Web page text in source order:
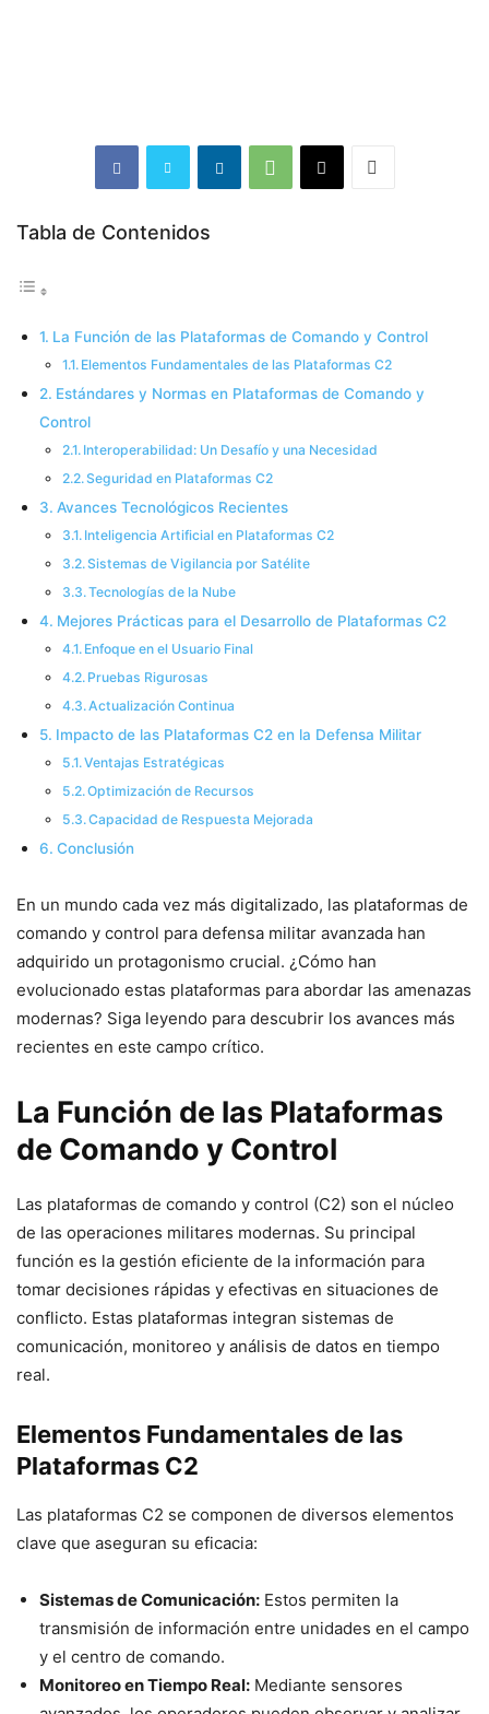
Tabla de Contenidos
La Función de las Plataformas de Comando y Control
Elementos Fundamentales de las Plataformas C2
Estándares y Normas en Plataformas de Comando y
Control
Interoperabilidad: Un Desafío y una Necesidad
Seguridad en Plataformas C2
Avances Tecnológicos Recientes
Inteligencia Artificial en Plataformas C2
Sistemas de Vigilancia por Satélite
Tecnologías de la Nube
Mejores Prácticas para el Desarrollo de Plataformas C2
Enfoque en el Usuario Final
Pruebas Rigurosas
Actualización Continua
Impacto de las Plataformas C2 en la Defensa Militar
Ventajas Estratégicas
Optimización de Recursos
Capacidad de Respuesta Mejorada
Conclusión
En un mundo cada vez más digitalizado, las plataformas de
comando y control para defensa militar avanzada han
adquirido un protagonismo crucial. ¿Cómo han
evolucionado estas plataformas para abordar las amenazas
modernas? Siga leyendo para descubrir los avances más
recientes en este campo crítico.
La Función de las Plataformas
de Comando y Control
Las plataformas de comando y control (C2) son el núcleo
de las operaciones militares modernas. Su principal
función es la gestión eficiente de la información para
tomar decisiones rápidas y efectivas en situaciones de
conflicto. Estas plataformas integran sistemas de
comunicación, monitoreo y análisis de datos en tiempo
real.
Elementos Fundamentales de las
Plataformas C2
Las plataformas C2 se componen de diversos elementos
clave que aseguran su eficacia:
Sistemas de Comunicación: Estos permiten la
transmisión de información entre unidades en el campo
y el centro de comando.
Monitoreo en Tiempo Real: Mediante sensores